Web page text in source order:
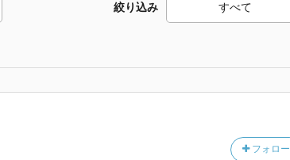
絞り込み
フォロー